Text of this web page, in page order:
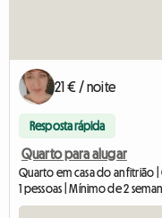
21 € / noite
Resposta rápida
Quarto para alugar
Quarto em casa do anfitrião |
1 pessoas | Mínimo de 2